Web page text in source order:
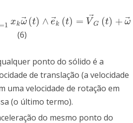
=1 xkω⃗ (t) ∧ e⃗
k (t) = V⃗
G (t) + ω⃗
ω →(t)∧ e→ k( t)=V→G(t) +ω→(t) ∧r→(
(6)
ponto do sólido é a
de translação (a velocidade
uma velocidade de rotação em
(o último termo).
do mesmo ponto do